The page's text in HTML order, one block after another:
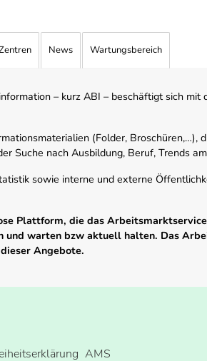
News Wartungsbereich
– kurz ABI – beschäftigt sich mit
(Folder, Broschüren,…),
Suche nach Ausbildung, Beruf, Trends
sowie interne und externe
Plattform, die das
warten bzw aktuell halten. Das
Angebote.
AMS